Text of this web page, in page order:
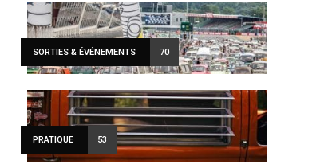
SORTIES & ÉVÉNEMENTS 70
PRATIQUE 53